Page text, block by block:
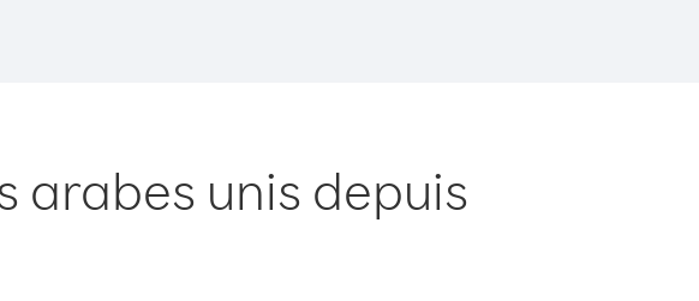
arabes unis depuis